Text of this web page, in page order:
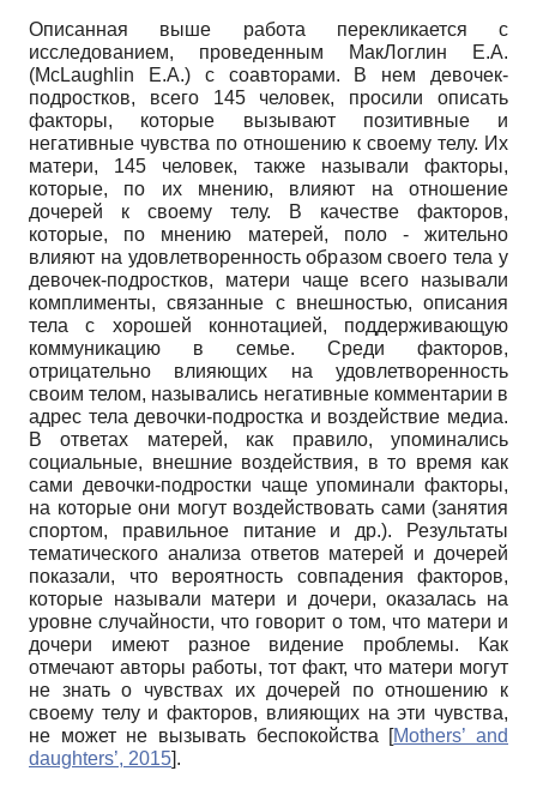
Описанная выше работа перекликается с
исследованием, проведенным МакЛоглин Е.А.
(McLaughlin E.A.) с соавторами. В нем девочек-
подростков, всего 145 человек, просили описать
факторы, которые вызывают позитивные и
негативные чувства по отношению к своему телу. Их
матери, 145 человек, также называли факторы,
которые, по их мнению, влияют на отношение
дочерей к своему телу. В качестве факторов,
которые, по мнению матерей, поло - жительно
влияют на удовлетворенность образом своего тела у
девочек-подростков, матери чаще всего называли
комплименты, связанные с внешностью, описания
тела с хорошей коннотацией, поддерживающую
коммуникацию в семье. Среди факторов,
отрицательно влияющих на удовлетворенность
своим телом, назывались негативные комментарии в
адрес тела девочки-подростка и воздействие медиа.
В ответах матерей, как правило, упоминались
социальные, внешние воздействия, в то время как
сами девочки-подростки чаще упоминали факторы,
на которые они могут воздействовать сами (занятия
спортом, правильное питание и др.). Результаты
тематического анализа ответов матерей и дочерей
показали, что вероятность совпадения факторов,
которые называли матери и дочери, оказалась на
уровне случайности, что говорит о том, что матери и
дочери имеют разное видение проблемы. Как
отмечают авторы работы, тот факт, что матери могут
не знать о чувствах их дочерей по отношению к
своему телу и факторов, влияющих на эти чувства,
не может не вызывать беспокойства [Mothers’ and
daughters’, 2015].